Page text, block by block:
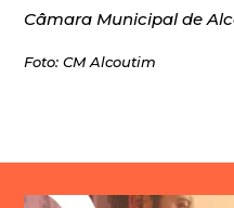
Câmara Municipal de
Foto: CM Alcoutim